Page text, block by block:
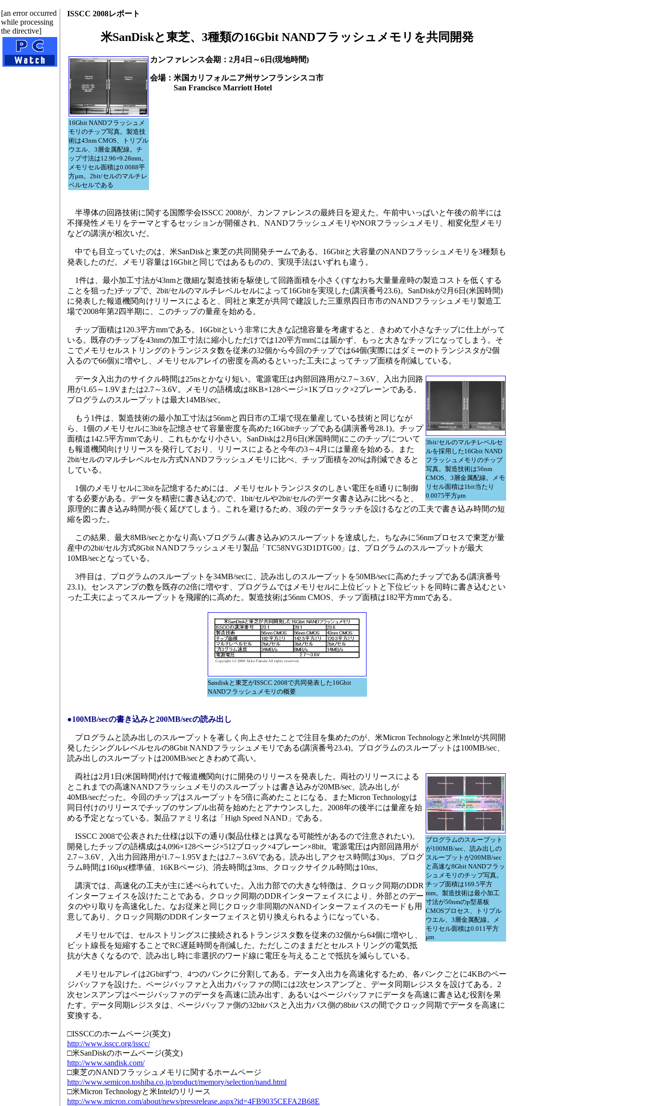
[an error occurred
while processing
the directive]
ISSCC 2008レポート
米SanDiskと東芝、3種類の16Gbit NANDフラッシュメモリを共同開発
16Gbit NANDフラッシュメ
モリのチップ写真。製造技
術は43nm CMOS、トリプル
ウエル、3層金属配線。チ
ップ寸法は12.96×9.28mm。
メモリセル面積は0.0088平
方μm。2bit/セルのマルチレ
ベルセルである
カンファレンス会期：2月4日～6日(現地時間)
会場：米国カリフォルニア州サンフランシスコ市
San Francisco Marriott Hotel
半導体の回路技術に関する国際学会ISSCC 2008が、カンファレンスの最終日を迎えた。午前中いっぱいと午後の前半には
不揮発性メモリをテーマとするセッションが開催され、NANDフラッシュメモリやNORフラッシュメモリ、相変化型メモリ
などの講演が相次いだ。
中でも目立っていたのは、米SanDiskと東芝の共同開発チームである。16Gbitと大容量のNANDフラッシュメモリを3種類も
発表したのだ。メモリ容量は16Gbitと同じではあるものの、実現手法はいずれも違う。
1件は、最小加工寸法が43nmと微細な製造技術を駆使して回路面積を小さく(すなわち大量量産時の製造コストを低くする
ことを狙った)チップで、2bit/セルのマルチレベルセルによって16Gbitを実現した(講演番号23.6)。SanDiskが2月6日(米国時間)
に発表した報道機関向けリリースによると、同社と東芝が共同で建設した三重県四日市市のNANDフラッシュメモリ製造工
場で2008年第2四半期に、このチップの量産を始める。
チップ面積は120.3平方mmである。16Gbitという非常に大きな記憶容量を考慮すると、きわめて小さなチップに仕上がって
いる。既存のチップを43nmの加工寸法に縮小しただけでは120平方mmには届かず、もっと大きなチップになってしまう。そ
こでメモリセルストリングのトランジスタ数を従来の32個から今回のチップでは64個(実際にはダミーのトランジスタが2個
入るので66個)に増やし、メモリセルアレイの密度を高めるといった工夫によってチップ面積を削減している。
3bit/セルのマルチレベルセ
ルを採用した16Gbit NAND
フラッシュメモリのチップ
写真。製造技術は56nm
CMOS、3層金属配線。メモ
リセル面積は1bit当たり
0.0075平方μm
データ入出力のサイクル時間は25nsとかなり短い。電源電圧は内部回路用が2.7～3.6V、入出力回路
用が1.65～1.9Vまたは2.7～3.6V。メモリの語構成は8KB×128ページ×1Kブロック×2プレーンである。
プログラムのスループットは最大14MB/sec。
もう1件は、製造技術の最小加工寸法は56nmと四日市の工場で現在量産している技術と同じなが
ら、1個のメモリセルに3bitを記憶させて容量密度を高めた16Gbitチップである(講演番号28.1)。チップ
面積は142.5平方mmであり、これもかなり小さい。SanDiskは2月6日(米国時間)にこのチップについて
も報道機関向けリリースを発行しており、リリースによると今年の3～4月には量産を始める。また
2bit/セルのマルチレベルセル方式NANDフラッシュメモリに比べ、チップ面積を20%は削減できると
している。
1個のメモリセルに3bitを記憶するためには、メモリセルトランジスタのしきい電圧を8通りに制御
する必要がある。データを精密に書き込むので、1bit/セルや2bit/セルのデータ書き込みに比べると、
原理的に書き込み時間が長く延びてしまう。これを避けるため、3段のデータラッチを設けるなどの工夫で書き込み時間の短
縮を図った。
この結果、最大8MB/secとかなり高いプログラム(書き込み)のスループットを達成した。ちなみに56nmプロセスで東芝が量
産中の2bit/セル方式8Gbit NANDフラッシュメモリ製品「TC58NVG3D1DTG00」は、プログラムのスループットが最大
10MB/secとなっている。
3件目は、プログラムのスループットを34MB/secに、読み出しのスループットを50MB/secに高めたチップである(講演番号
23.1)。センスアンプの数を既存の2倍に増やす、プログラムではメモリセルに上位ビットと下位ビットを同時に書き込むとい
った工夫によってスループットを飛躍的に高めた。製造技術は56nm CMOS、チップ面積は182平方mmである。
Sandiskと東芝がISSCC 2008で共同発表した16Gbit
NANDフラッシュメモリの概要
●100MB/secの書き込みと200MB/secの読み出し
プログラムと読み出しのスループットを著しく向上させたことで注目を集めたのが、米Micron Technologyと米Intelが共同開
発したシングルレベルセルの8Gbit NANDフラッシュメモリである(講演番号23.4)。プログラムのスループットは100MB/sec、
読み出しのスループットは200MB/secときわめて高い。
プログラムのスループット
が100MB/sec、読み出しの
スループットが200MB/sec
と高速な8Gbit NANDフラッ
シュメモリのチップ写真。
チップ面積は169.5平方
mm。製造技術は最小加工
寸法が50nmのp型基板
CMOSプロセス、トリプル
ウエル、3層金属配線。メ
モリセル面積は0.011平方
μm
両社は2月1日(米国時間)付けで報道機関向けに開発のリリースを発表した。両社のリリースによる
とこれまでの高速NANDフラッシュメモリのスループットは書き込みが20MB/sec、読み出しが
40MB/secだった。今回のチップはスループットを5倍に高めたことになる。またMicron Technologyは
同日付けのリリースでチップのサンプル出荷を始めたとアナウンスした。2008年の後半には量産を始
める予定となっている。製品ファミリ名は「High Speed NAND」である。
ISSCC 2008で公表された仕様は以下の通り(製品仕様とは異なる可能性があるので注意されたい)。
開発したチップの語構成は4,096×128ページ×512ブロック×4プレーン×8bit。電源電圧は内部回路用が
2.7～3.6V、入出力回路用が1.7～1.95Vまたは2.7～3.6Vである。読み出しアクセス時間は30μs、プログ
ラム時間は160μs(標準値、16KBページ)、消去時間は3ms、クロックサイクル時間は10ns。
講演では、高速化の工夫が主に述べられていた。入出力部での大きな特徴は、クロック同期のDDR
インターフェイスを設けたことである。クロック同期のDDRインターフェイスにより、外部とのデー
タのやり取りを高速化した。なお従来と同じクロック非同期のNANDインターフェイスのモードも用
意してあり、クロック同期のDDRインターフェイスと切り換えられるようになっている。
メモリセルでは、セルストリングスに接続されるトランジスタ数を従来の32個から64個に増やし、
ビット線長を短縮することでRC遅延時間を削減した。ただしこのままだとセルストリングの電気抵
抗が大きくなるので、読み出し時に非選択のワード線に電圧を与えることで抵抗を減らしている。
メモリセルアレイは2Gbitずつ、4つのバンクに分割してある。データ入出力を高速化するため、各バンクごとに4KBのペー
ジバッファを設けた。ページバッファと入出力バッファの間には2次センスアンプと、データ同期レジスタを設けてある。2
次センスアンプはページバッファのデータを高速に読み出す、あるいはページバッファにデータを高速に書き込む役割を果
たす。データ同期レジスタは、ページバッファ側の32bitバスと入出力バス側の8bitバスの間でクロック同期でデータを高速に
変換する。
□ISSCCのホームページ(英文)
http://www.isscc.org/isscc/
□米SanDiskのホームページ(英文)
http://www.sandisk.com/
□東芝のNANDフラッシュメモリに関するホームページ
http://www.semicon.toshiba.co.jp/product/memory/selection/nand.html
□米Micron Technologyと米Intelのリリース
http://www.micron.com/about/news/pressrelease.aspx?id=4FB9035CEFA2B68E